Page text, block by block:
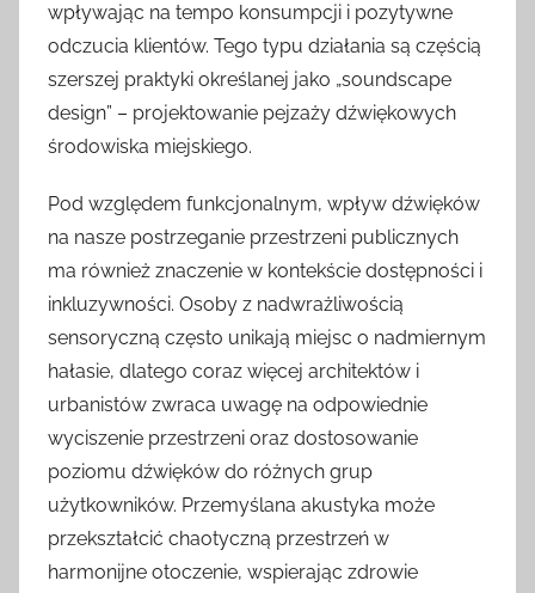
wpływając na tempo konsumpcji i pozytywne
odczucia klientów. Tego typu działania są częścią
szerszej praktyki określanej jako „soundscape
design” – projektowanie pejzaży dźwiękowych
środowiska miejskiego.
Pod względem funkcjonalnym, wpływ dźwięków
na nasze postrzeganie przestrzeni publicznych
ma również znaczenie w kontekście dostępności i
inkluzywności. Osoby z nadwrażliwością
sensoryczną często unikają miejsc o nadmiernym
hałasie, dlatego coraz więcej architektów i
urbanistów zwraca uwagę na odpowiednie
wyciszenie przestrzeni oraz dostosowanie
poziomu dźwięków do różnych grup
użytkowników. Przemyślana akustyka może
przekształcić chaotyczną przestrzeń w
harmonijne otoczenie, wspierając zdrowie